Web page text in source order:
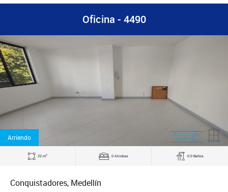
Oficina - 4490
Arriendo
22 m2 0 Alcobas 0.0 Baños
Conquistadores, Medellín